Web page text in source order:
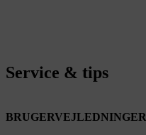
Service & tips
BRUGERVEJLEDNINGER